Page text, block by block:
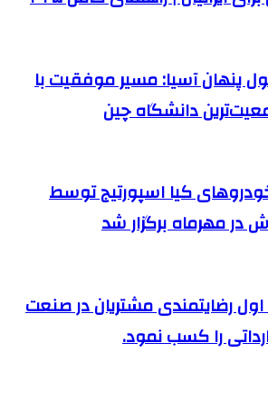
پنهان آسیا: مسیر موفقیت با
دانشگاه چین
کیا اسپورتیج توسط
مهرماه برگزار شد
رضایتمندی مشتریان در صنعت
را کسب نمود.